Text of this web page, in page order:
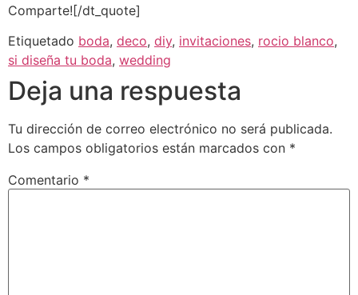
Comparte![/dt_quote]
Etiquetado boda, deco, diy, invitaciones, rocio blanco,
si diseña tu boda, wedding
Deja una respuesta
Tu dirección de correo electrónico no será publicada.
Los campos obligatorios están marcados con *
Comentario *